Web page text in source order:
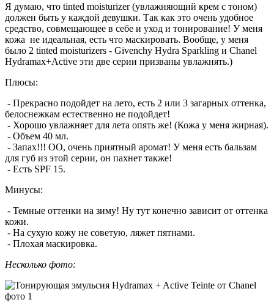
Я думаю, что tinted moisturizer (увлажняющий крем с тоном)
должен быть у каждой девушки. Так как это очень удобное
средство, совмещающее в себе и уход и тонирование! У меня
кожа не идеальная, есть что маскировать. Вообще, у меня
было 2 tinted moisturizers - Givenchy Hydra Sparkling и Chanel
Hydramax+Active эти две серии призваны увлажнять.)
Плюсы:
- Прекрасно подойдет на лето, есть 2 или 3 загарных оттенка,
белоснежкам естественно не подойдет!
- Хорошо увлажняет для лета опять же! (Кожа у меня жирная).
- Объем 40 мл.
- Запах!!! ОО, очень приятный аромат! У меня есть бальзам
для губ из этой серии, он пахнет также!
- Есть SPF 15.
Минусы:
- Темные оттенки на зиму! Ну тут конечно зависит от оттенка
кожи.
- На сухую кожу не советую, ляжет пятнами.
- Плохая маскировка.
Несколько фото: